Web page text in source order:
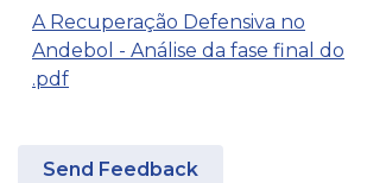
A Recuperação Defensiva no
Andebol - Análise da fase final do
.pdf
Send Feedback